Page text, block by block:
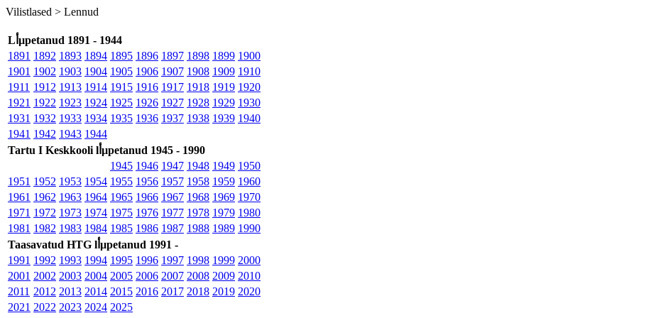
Vilistlased > Lennud
Lأµpetanud 1891 - 1944
1891 1892 1893 1894 1895 1896 1897 1898 1899 1900
1901 1902 1903 1904 1905 1906 1907 1908 1909 1910
1911 1912 1913 1914 1915 1916 1917 1918 1919 1920
1921 1922 1923 1924 1925 1926 1927 1928 1929 1930
1931 1932 1933 1934 1935 1936 1937 1938 1939 1940
1941 1942 1943 1944
Tartu I Keskkooli lأµpetanud 1945 - 1990
1945 1946 1947 1948 1949 1950
1951 1952 1953 1954 1955 1956 1957 1958 1959 1960
1961 1962 1963 1964 1965 1966 1967 1968 1969 1970
1971 1972 1973 1974 1975 1976 1977 1978 1979 1980
1981 1982 1983 1984 1985 1986 1987 1988 1989 1990
Taasavatud HTG lأµpetanud 1991 -
1991 1992 1993 1994 1995 1996 1997 1998 1999 2000
2001 2002 2003 2004 2005 2006 2007 2008 2009 2010
2011 2012 2013 2014 2015 2016 2017 2018 2019 2020
2021 2022 2023 2024 2025